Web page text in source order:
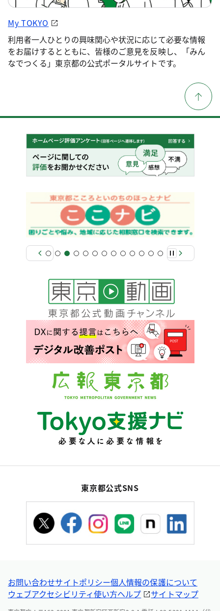
My TOKYO
利用者一人ひとりの興味関心や状況に応じて必要な情報
をお届けするとともに、皆様のご意見を反映し、「みん
なでつくる」東京都の公式ポータルサイトです。
東京都公式SNS
お問い合わせサイトポリシー個人情報の保護について
ウェブアクセシビリティ使い方ヘルプ サイトマップ